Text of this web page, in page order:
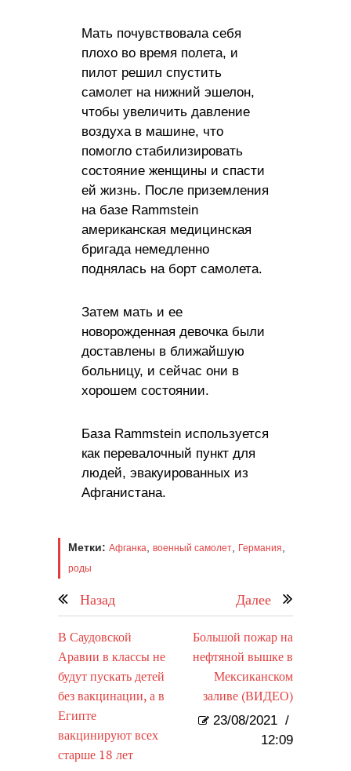
Мать почувствовала себя
плохо во время полета, и
пилот решил спустить
самолет на нижний эшелон,
чтобы увеличить давление
воздуха в машине, что
помогло стабилизировать
состояние женщины и спасти
ей жизнь. После приземления
на базе Rammstein
американская медицинская
бригада немедленно
поднялась на борт самолета.
Затем мать и ее
новорожденная девочка были
доставлены в ближайшую
больницу, и сейчас они в
хорошем состоянии.
База Rammstein используется
как перевалочный пункт для
людей, эвакуированных из
Афганистана.
Метки: Афганка, военный самолет, Германия,
роды
Назад Далее
В Саудовской
Аравии в классы не
будут пускать детей
без вакцинации, а в
Египте
вакцинируют всех
старше 18 лет
Большой пожар на
нефтяной вышке в
Мексиканском
заливе (ВИДЕО)
23/08/2021 /
12:09